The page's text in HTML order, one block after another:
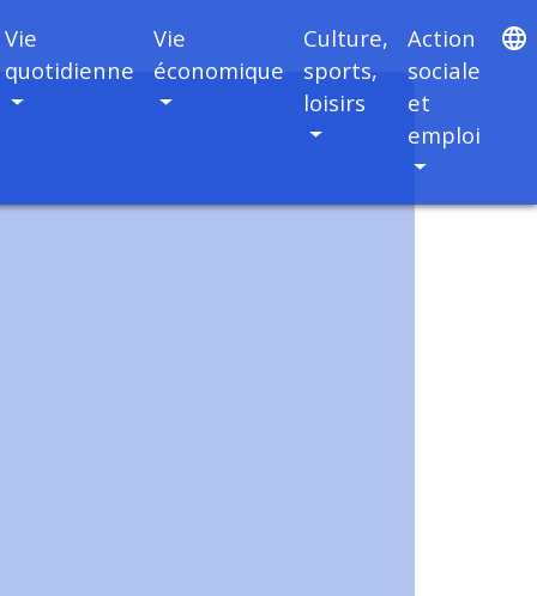
Vie
quotidienne
Vie
économique
Culture,
sports,
loisirs
Action
sociale
et
emploi
language